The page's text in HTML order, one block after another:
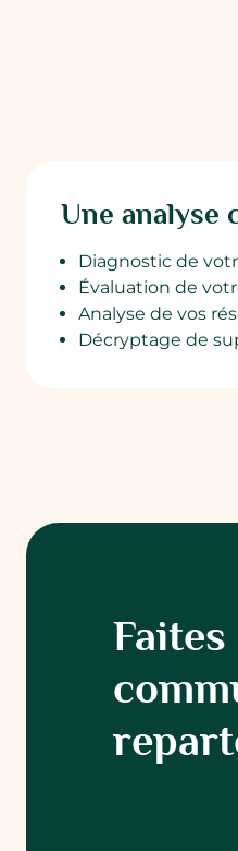
Une analyse
Diagnostic de
Évaluation de
Analyse de vos
Décryptage de